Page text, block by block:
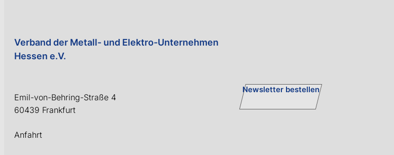
Verband der Metall- und Elektro-Unternehmen
Hessen e.V.
Emil-von-Behring-Straße 4
60439 Frankfurt
Anfahrt
Newsletter bestellen